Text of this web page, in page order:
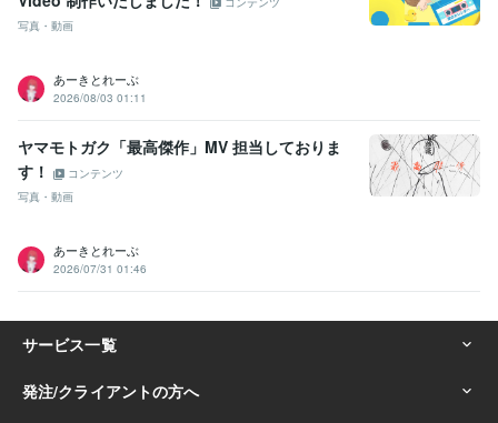
写真・動画
あーきとれーぶ
2026/08/03 01:11
ヤマモトガク「最高傑作」MV 担当しておりま
す！
コンテンツ
写真・動画
あーきとれーぶ
2026/07/31 01:46